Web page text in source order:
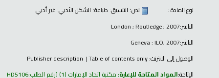
نوع المادة :
نص؛ التنسيق: طباعة؛ الشكل الأدبي: غير أدبي
الناشر:London ; Routledge ; 2007
الناشر:Geneva : ILO, 2007
الوصول إلى الانترنت:Table of contents only
Publisher description
الإتاحة:المواد المتاحة للإعارة: مكتبة اتحاد الإمارات (1) رقم الطلب:HD5106